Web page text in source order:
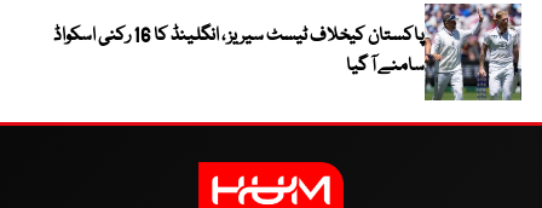
پاکستان کیخلاف ٹیسٹ سیریز ، انگلینڈ کا 16 رکنی اسکواڈ
سامنے آ گیا